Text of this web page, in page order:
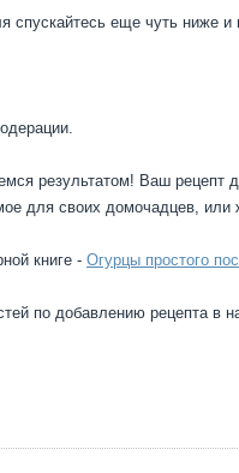
спускайтесь еще чуть ниже
результатом! Ваш рецепт
для своих домочадцев, или
книге - Огурцы простого
по добавлению рецепта в